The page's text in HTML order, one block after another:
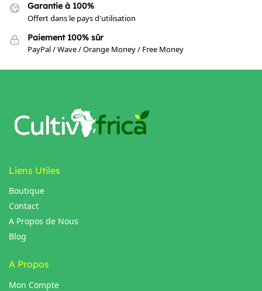
Garantie à 100%
Offert dans le pays d'utilisation
Paiement 100% sûr
PayPal / Wave / Orange Money / Free Money
Liens Utiles
Boutique
Contact
A Propos de Nous
Blog
A Propos
Mon Compte